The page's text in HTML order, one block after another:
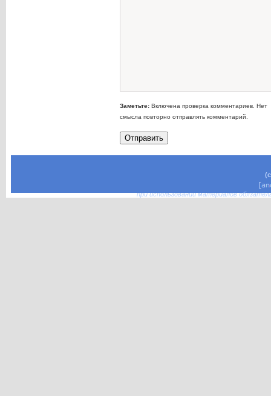
Заметьте:Включена проверка комментариев. Нет
смысла повторно отправлять комментарий.
при использовании материалов